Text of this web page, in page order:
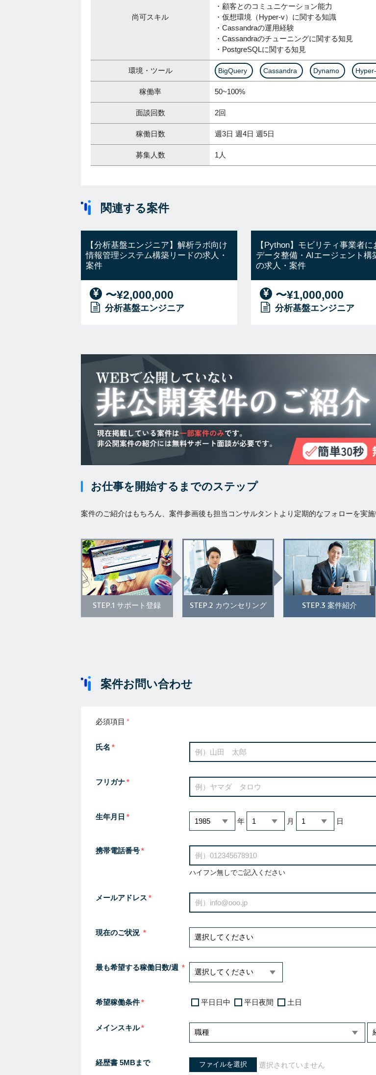
尚可スキル
・顧客とのコミュニケーション能力
・仮想環境（Hyper-v）に関する知識
・Cassandraの運用経験
・Cassandraのチューニングに関する知見
・PostgreSQLに関する知見
環境・ツール BigQuery Cassandra Dynamo
稼働率 50~100%
面談回数 2回
稼働日数 週3日 週4日 週5日
募集人数 1人
関連する案件
【分析基盤エンジニア】解析ラボ向け
情報管理システム構築リードの求人・
案件
〜¥2,000,000
分析基盤エンジニア
【Python】モビリティ事業者に
データ整備・AIエージェント構
の求人・案件
〜¥1,000,000
分析基盤エンジニア
お仕事を開始するまでのステップ
案件のご紹介はもちろん、案件参画後も担当コンサルタントより定期的なフォローを実施
STEP.1 サポート登録 STEP.2 カウンセリング STEP.3 案件紹介
案件お問い合わせ
必須項目
氏名
フリガナ
生年月日
年 月 日
携帯電話番号
ハイフン無しでご記入ください
メールアドレス
現在のご状況
最も希望する稼働日数/週
希望稼働条件 平日日中 平日夜間 土日
メインスキル
経歴書 5MBまで ファイルを選択